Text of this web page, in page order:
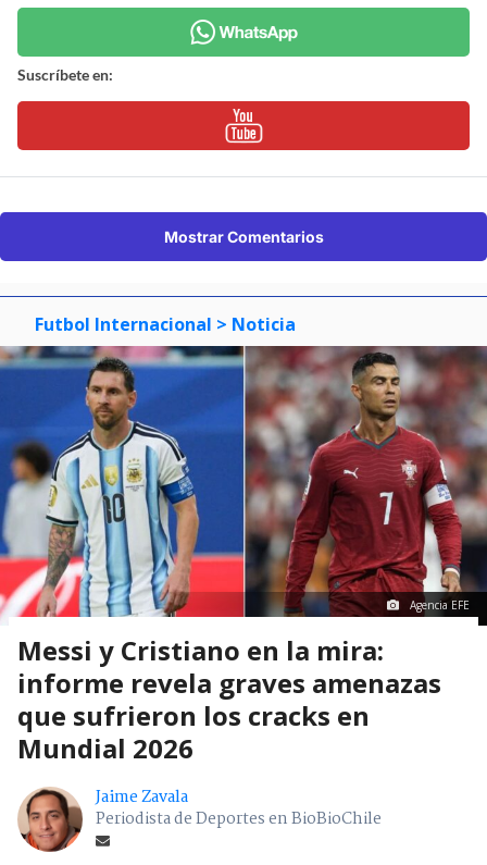
Suscríbete en:
Mostrar Comentarios
Futbol Internacional > Noticia
Agencia EFE
Messi y Cristiano en la mira:
informe revela graves amenazas
que sufrieron los cracks en
Mundial 2026
Jaime Zavala
Periodista de Deportes en BioBioChile